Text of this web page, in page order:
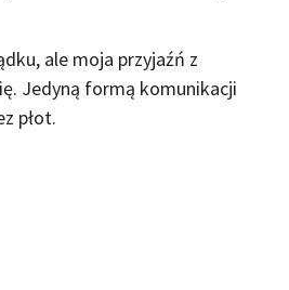
ale moja przyjaźń z
Jedyną formą komunikacji
płot.